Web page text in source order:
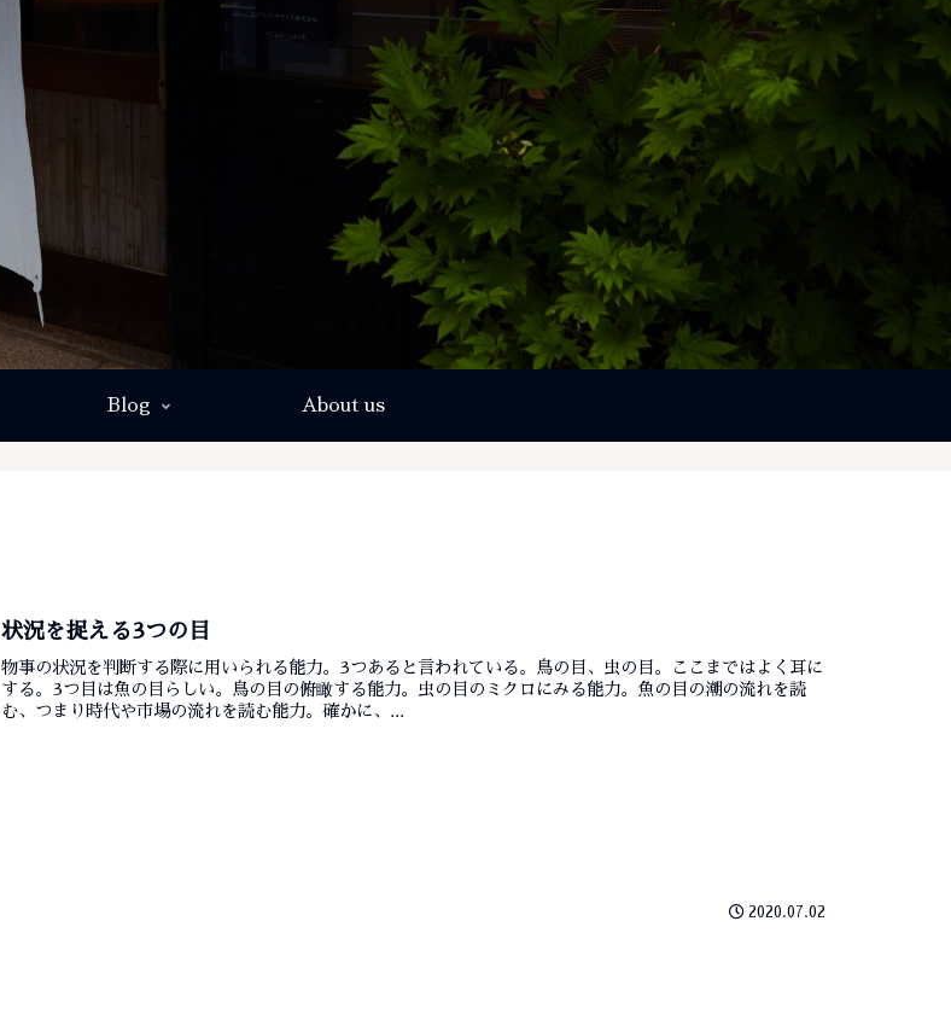
Blog About us
状況を捉える3つの目
物事の状況を判断する際に用いられる能力。3つあると言われている。鳥の目、虫の目。ここまではよく耳に
する。3つ目は魚の目らしい。鳥の目の俯瞰する能力。虫の目のミクロにみる能力。魚の目の潮の流れを読
む、つまり時代や市場の流れを読む能力。確かに、...
2020.07.02